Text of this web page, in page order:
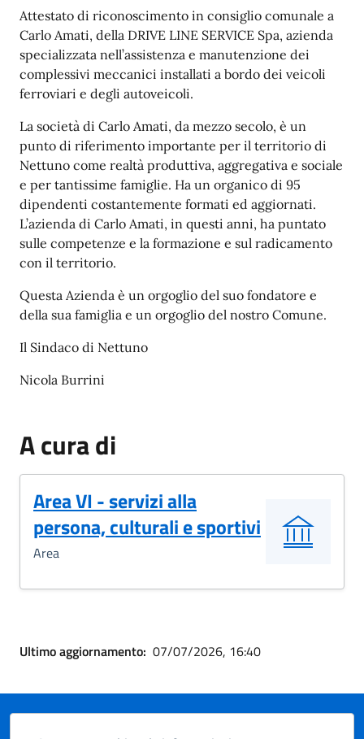
Descrizione
Attestato di riconoscimento in consiglio comunale a
Carlo Amati, della DRIVE LINE SERVICE Spa, azienda
specializzata nell’assistenza e manutenzione dei
complessivi meccanici installati a bordo dei veicoli
ferroviari e degli autoveicoli.
La società di Carlo Amati, da mezzo secolo, è un
punto di riferimento importante per il territorio di
Nettuno come realtà produttiva, aggregativa e sociale
e per tantissime famiglie. Ha un organico di 95
dipendenti costantemente formati ed aggiornati.
L’azienda di Carlo Amati, in questi anni, ha puntato
sulle competenze e la formazione e sul radicamento
con il territorio.
Questa Azienda è un orgoglio del suo fondatore e
della sua famiglia e un orgoglio del nostro Comune.
Il Sindaco di Nettuno
Nicola Burrini
A cura di
Area VI - servizi alla
persona, culturali e sportivi
Area
Ultimo aggiornamento: 07/07/2026, 16:40